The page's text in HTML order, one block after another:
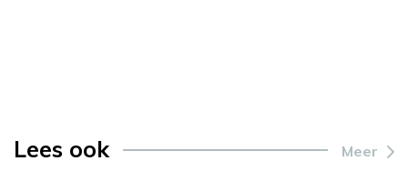
Lees ook Meer